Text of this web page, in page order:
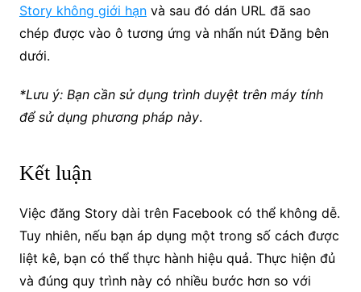
Story không giới hạnvà sau đó dán URL đã sao
chép được vào ô tương ứng và nhấn nút Đăng bên
dưới.
*Lưu ý: Bạn cần sử dụng trình duyệt trên máy tính
để sử dụng phương pháp này.
Kết luận
Việc đăng Story dài trên Facebook có thể không dễ.
Tuy nhiên, nếu bạn áp dụng một trong số cách được
liệt kê, bạn có thể thực hành hiệu quả. Thực hiện đủ
và đúng quy trình này có nhiều bước hơn so với